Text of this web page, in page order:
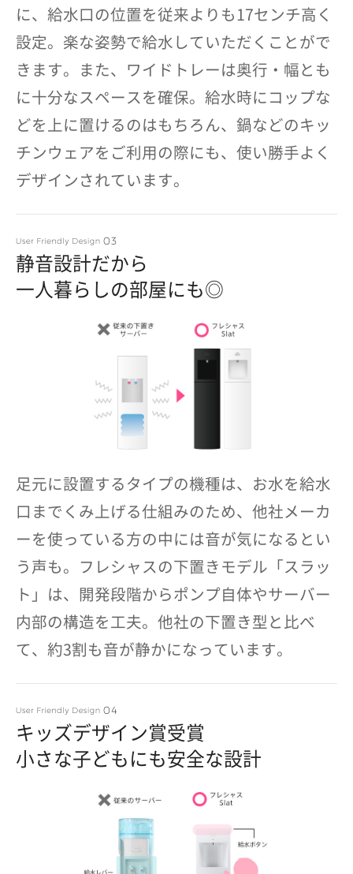
に、給水口の位置を従来よりも17センチ高く
設定。楽な姿勢で給水していただくことがで
きます。また、ワイドトレーは奥行・幅とも
に十分なスペースを確保。給水時にコップな
どを上に置けるのはもちろん、鍋などのキッ
チンウェアをご利用の際にも、使い勝手よく
デザインされています。
静音設計だから
一人暮らしの部屋にも◎
足元に設置するタイプの機種は、お水を給水
口までくみ上げる仕組みのため、他社メーカ
ーを使っている方の中には音が気になるとい
う声も。フレシャスの下置きモデル「スラッ
ト」は、開発段階からポンプ自体やサーバー
内部の構造を工夫。他社の下置き型と比べ
て、約3割も音が静かになっています。
キッズデザイン賞受賞
小さな子どもにも安全な設計